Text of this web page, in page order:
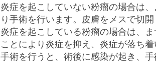
炎症を起こしていない粉瘤の場合は
り手術を行います。皮膚をメスで切
炎症を起こしている粉瘤の場合は、
ことにより炎症を抑え、炎症が落ち
手術を行うと、術後に感染が起き、